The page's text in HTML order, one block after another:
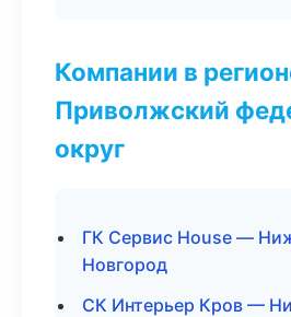
Компании в
Приволжский
округ
ГК Сервис House —
Новгород
СК Интерьер Кров —